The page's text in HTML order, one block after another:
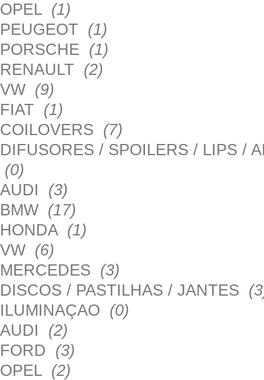
OPEL (1)
PEUGEOT (1)
PORSCHE (1)
RENAULT (2)
VW (9)
FIAT (1)
COILOVERS (7)
DIFUSORES / SPOILERS / LIPS /
(0)
AUDI (3)
BMW (17)
HONDA (1)
VW (6)
MERCEDES (3)
DISCOS / PASTILHAS / JANTES
ILUMINAÇAO (0)
AUDI (2)
FORD (3)
OPEL (2)